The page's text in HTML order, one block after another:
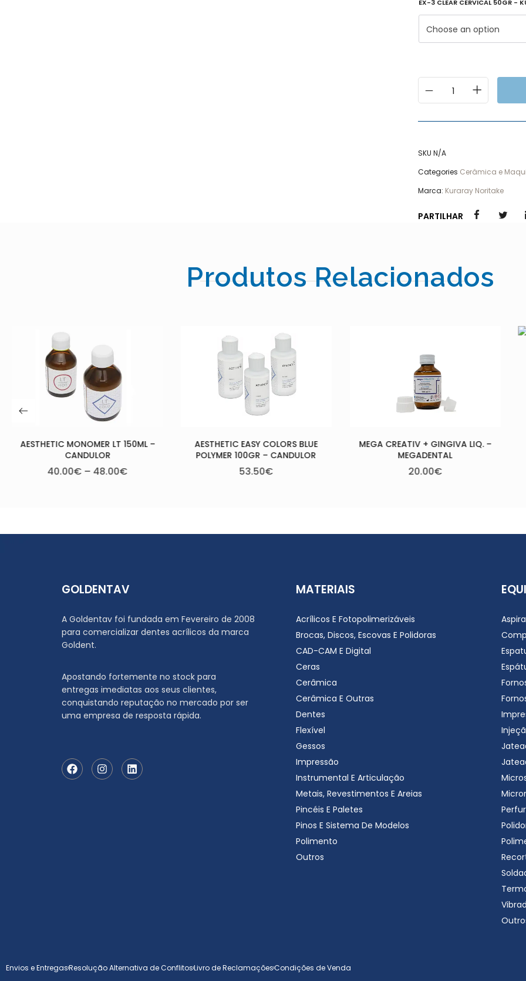
EX-3 CLEAR CERVICAL 50GR -
Choose an option
SKU N/A
Categories Cerâmica e
Marca: Kuraray Noritake
PARTILHAR
Produtos Relacionados
AESTHETIC EASY COLORS BLUE
POLYMER 100GR – CANDULOR
53.50
MEGA CREATIV + GINGIVA LIQ. –
MEGADENTAL
20.00
X PLEX POLYMER- CANDULOR
129.00
GOLDENTAV
A Goldentav foi fundada em Fevereiro de 2008
para comercializar dentes acrílicos da marca
Goldent.
Apostando fortemente no stock para
entregas imediatas aos seus clientes,
conquistando reputação no mercado por ser
uma empresa de resposta rápida.
MATERIAIS
Acrílicos E Fotopolimerizáveis
Brocas, Discos, Escovas E Polidoras
CAD-CAM E Digital
Ceras
Cerâmica
Cerâmica E Outras
Dentes
Flexível
Gessos
Impressão
Instrumental E Articulação
Metais, Revestimentos E Areias
Pincéis E Paletes
Pinos E Sistema De Modelos
Polimento
Outros
Envios e EntregasResolução Alternativa de ConflitosLivro de ReclamaçõesCondições de Venda